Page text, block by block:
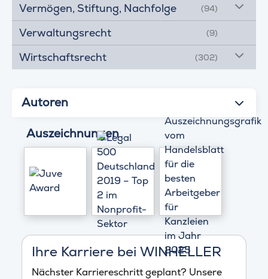
Vermögen, Stiftung, Nachfolge (94)
Verwaltungsrecht (9)
Wirtschaftsrecht (302)
Autoren
Auszeichnungen
Ihre Karriere bei WINHELLER
Nächster Karriereschritt geplant? Unsere